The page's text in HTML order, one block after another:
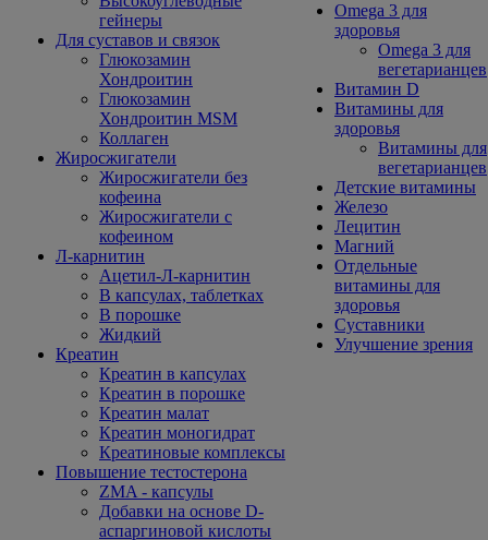
гейнеры
Для суставов и связок
Глюкозамин
Хондроитин
Глюкозамин
Хондроитин MSM
Коллаген
Жиросжигатели
Жиросжигатели без
кофеина
Жиросжигатели с
кофеином
Л-карнитин
Ацетил-Л-карнитин
В капсулах, таблетках
В порошке
Жидкий
Креатин
Креатин в капсулах
Креатин в порошке
Креатин малат
Креатин моногидрат
Креатиновые комплексы
Повышение тестостерона
ZMA - капсулы
Добавки на основе D-
аспаргиновой кислоты
Omega 3 для
здоровья
Omega 3 для
вегетарианцев
Витамин D
Витамины для
здоровья
Витамины для
вегетарианцев
Детские витамины
Железо
Лецитин
Магний
Отдельные
витамины для
здоровья
Суставники
Улучшение зрения